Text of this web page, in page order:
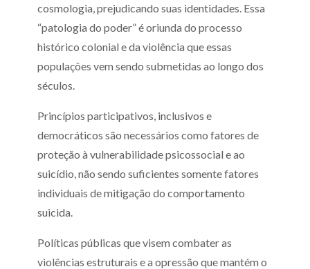
cosmologia, prejudicando suas identidades. Essa
“patologia do poder” é oriunda do processo
histórico colonial e da violência que essas
populações vem sendo submetidas ao longo dos
séculos.
Princípios participativos, inclusivos e
democráticos são necessários como fatores de
proteção à vulnerabilidade psicossocial e ao
suicídio, não sendo suficientes somente fatores
individuais de mitigação do comportamento
suicida.
Políticas públicas que visem combater as
violências estruturais e a opressão que mantém o